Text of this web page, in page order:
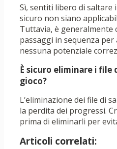
Sì, sentiti libero di saltare
sicuro non siano
Tuttavia, è generalmente
passaggi in sequenza per
nessuna potenziale
È sicuro eliminare i file
gioco?
L’eliminazione dei file di
la perdita dei progressi.
prima di eliminarli per
Articoli correlati: